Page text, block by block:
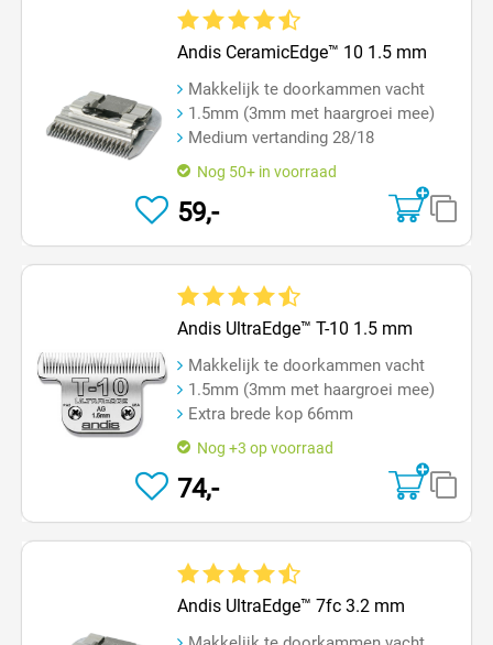
Andis CeramicEdge™ 10 1.5 mm
Makkelijk te doorkammen vacht
1.5mm (3mm met haargroei mee)
Medium vertanding 28/18
Nog 50+ in voorraad
59,-
Gemiddelde waardering van 4.5 van 5 sterren
Andis UltraEdge™ T-10 1.5 mm
Makkelijk te doorkammen vacht
1.5mm (3mm met haargroei mee)
Extra brede kop 66mm
Nog +3 op voorraad
74,-
Andis UltraEdge™ 7fc 3.2 mm